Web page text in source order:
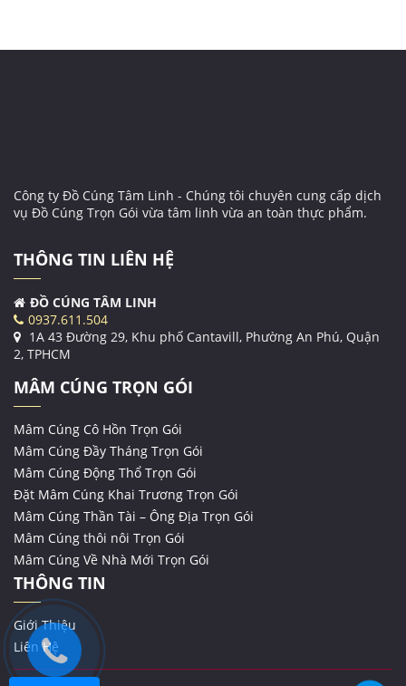
Công ty Đồ Cúng Tâm Linh - Chúng tôi chuyên cung cấp dịch
vụ Đồ Cúng Trọn Gói vừa tâm linh vừa an toàn thực phẩm.
THÔNG TIN LIÊN HỆ
ĐỒ CÚNG TÂM LINH
0937.611.504
1A 43 Đường 29, Khu phố Cantavill, Phường An Phú, Quận
2, TPHCM
MÂM CÚNG TRỌN GÓI
Mâm Cúng Cô Hồn Trọn Gói
Mâm Cúng Đầy Tháng Trọn Gói
Mâm Cúng Động Thổ Trọn Gói
Đặt Mâm Cúng Khai Trương Trọn Gói
Mâm Cúng Thần Tài – Ông Địa Trọn Gói
Mâm Cúng thôi nôi Trọn Gói
Mâm Cúng Về Nhà Mới Trọn Gói
THÔNG TIN
Giới Thiệu
Liên Hệ